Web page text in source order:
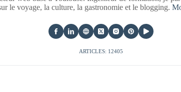
le voyage, la culture, la gastronomie et le blogging.
ARTICLES: 12405